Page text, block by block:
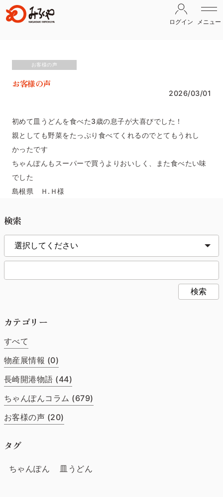
ログイン メニュー
お客様の声
お客様の声
2026/03/01
初めて皿うどんを食べた3歳の息子が大喜びでした！
親としても野菜をたっぷり食べてくれるのでとてもうれし
かったです
ちゃんぽんもスーパーで買うよりおいしく、また食べたい味
でした
島根県 Ｈ.Ｈ様
検索
検索
カテゴリー
すべて
物産展情報 (0)
長崎開港物語 (44)
ちゃんぽんコラム (679)
お客様の声 (20)
タグ
ちゃんぽん 皿うどん